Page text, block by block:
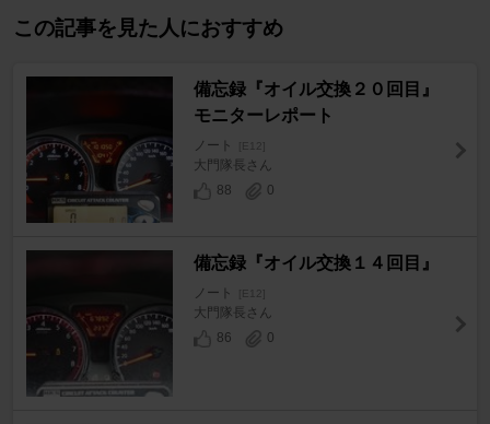
この記事を見た人におすすめ
備忘録『オイル交換２０回目』
モニターレポート
ノート [E12]
大門隊長さん
88
0
備忘録『オイル交換１４回目』
ノート [E12]
大門隊長さん
86
0